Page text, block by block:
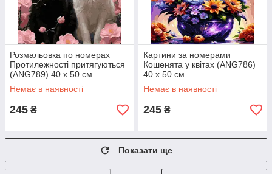
Розмальовка по номерах
Протилежності притягуються
(ANG789) 40 х 50 см
Немає в наявності
245 ₴
Картини за номерами
Кошенята у квітах (ANG786)
40 х 50 см
Немає в наявності
245 ₴
Показати ще